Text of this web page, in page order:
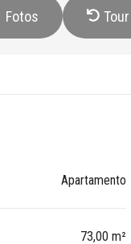
Fotos
Apartamento
73,00 m²